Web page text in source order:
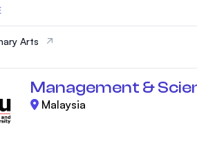
Arts
Management &
Malaysia